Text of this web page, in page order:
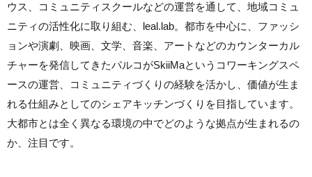
ウス、コミュニティスクールなどの運営を通して、地域コミュ
ニティの活性化に取り組む、leal.lab。都市を中心に、ファッシ
ョンや演劇、映画、文学、音楽、アートなどのカウンターカル
チャーを発信してきたパルコがSkiiMaというコワーキングスペ
ースの運営、コミュニティづくりの経験を活かし、価値が生ま
れる仕組みとしてのシェアキッチンづくりを目指しています。
大都市とは全く異なる環境の中でどのような拠点が生まれるの
か、注目です。